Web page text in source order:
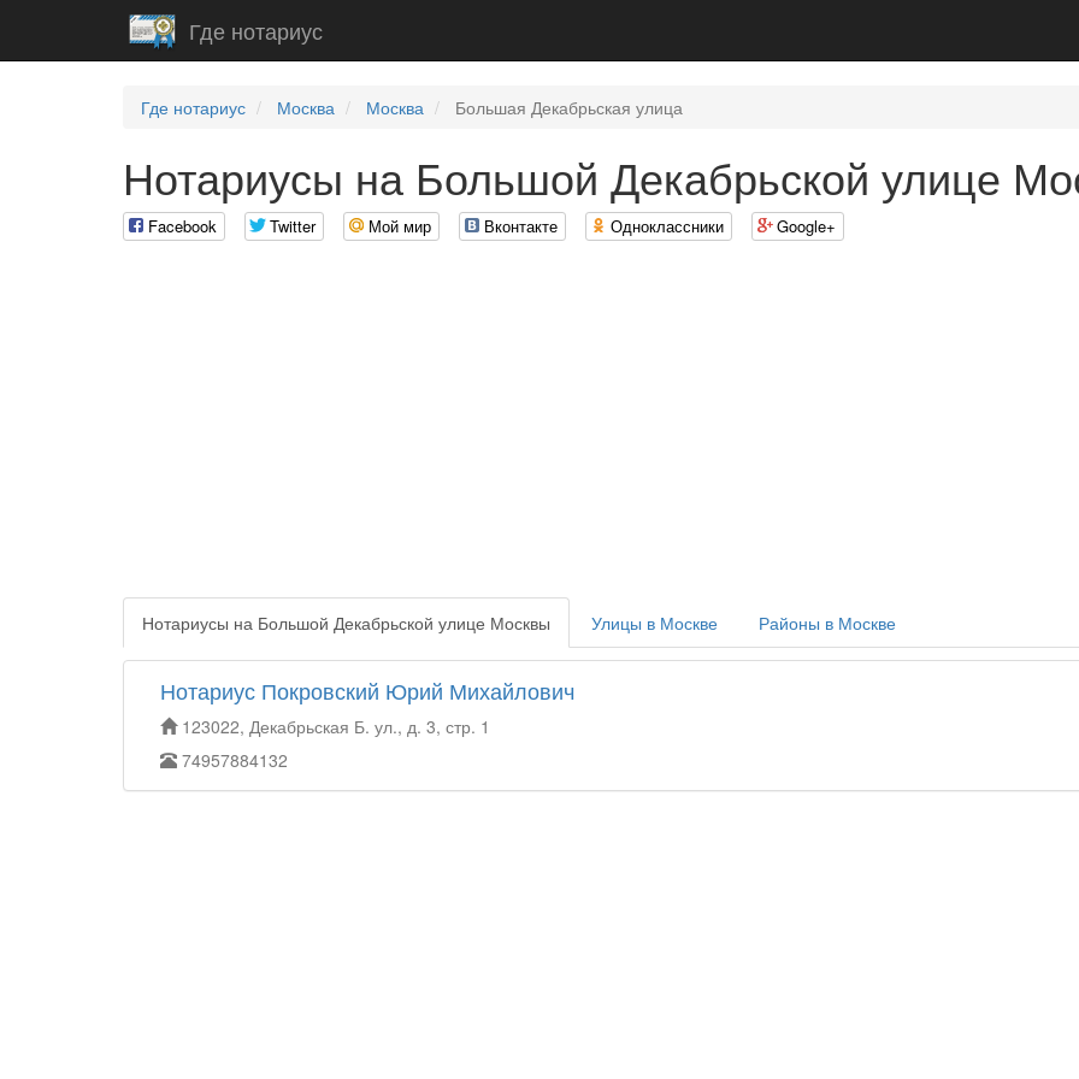
Где нотариус
Где нотариус Москва Москва Большая Декабрьская улица
Нотариусы на Большой Декабрьской улице
Facebook Twitter Мой мир Вконтакте Одноклассники Google+
Нотариусы на Большой Декабрьской улице Москвы Улицы в Москве Районы в Москве
Нотариус Покровский Юрий Михайлович
123022, Декабрьская Б. ул., д. 3, стр. 1
74957884132